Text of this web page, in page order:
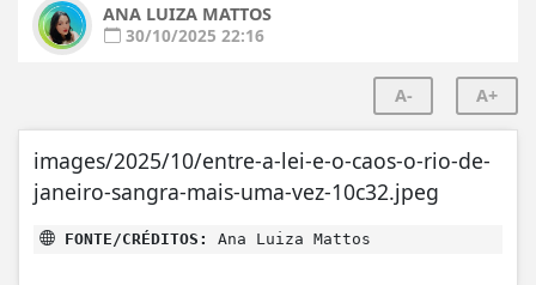
ANA LUIZA MATTOS
30/10/2025 22:16
A- A+
images/2025/10/entre-a-lei-e-o-caos-o-rio-de-
janeiro-sangra-mais-uma-vez-10c32.jpeg
FONTE/CRÉDITOS: Ana Luiza Mattos